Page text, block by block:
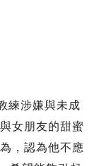
練涉嫌與未成
女朋友的甜蜜
，認為他不應